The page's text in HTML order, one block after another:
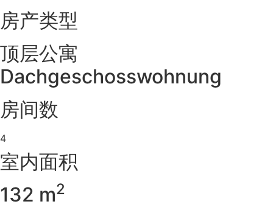
房产类型
顶层公寓
Dachgeschosswohnung
房间数
4
室内面积
132 m2